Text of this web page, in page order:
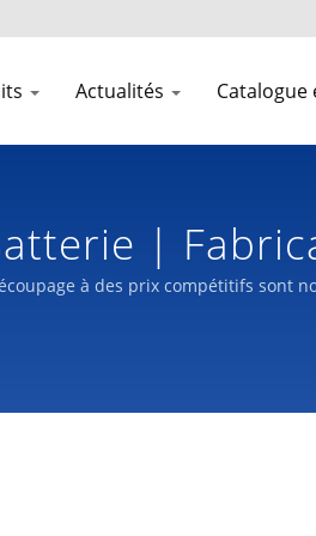
Actualités
|
à des prix compétitifs sont